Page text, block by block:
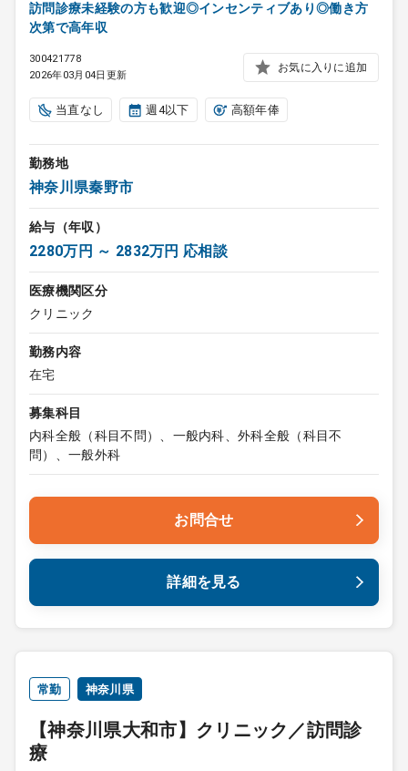
訪問診療未経験の方も歓迎◎インセンティブあり◎働き方
次第で高年収
300421778
2026年03月04日更新
お気に入りに追加
当直なし 週4以下 高額年俸
勤務地
神奈川県秦野市
給与（年収）
2280万円 ～ 2832万円 応相談
医療機関区分
クリニック
勤務内容
在宅
募集科目
内科全般（科目不問）、一般内科、外科全般（科目不
問）、一般外科
お問合せ
詳細を見る
常勤 神奈川県
【神奈川県大和市】クリニック／訪問診
療